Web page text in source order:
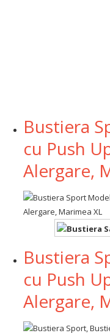
Bustiera
cu Push
Alergare,
Bustiera
cu Push
Alergare,